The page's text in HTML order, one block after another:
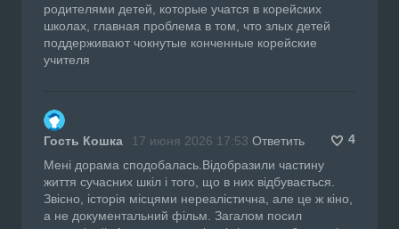
родителями детей, которые учатся в корейских
школах, главная проблема в том, что злых детей
поддерживают чокнутые конченные корейские
учителя
Гость Кошка 17 июня 2026 17:53 Ответить
4
Мені дорама сподобалась.Відобразили частину
життя сучасних шкіл і того, що в них відбувається.
Звісно, історія місцями нереалістична, але це ж кіно,
а не документальний фільм. Загалом посил